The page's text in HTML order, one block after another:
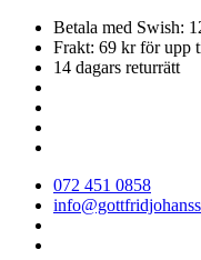
Betala med Swish:
Frakt: 69 kr för upp
14 dagars returrätt
072 451 0858